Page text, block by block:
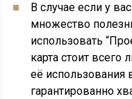
В случае если у
множество
использовать
карта стоит
её использования
гарантированно